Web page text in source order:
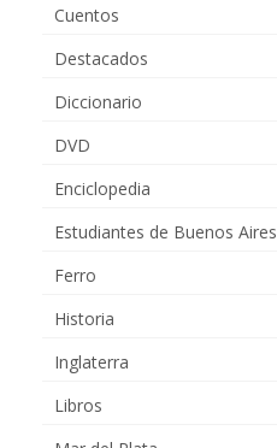
Cuentos
Destacados
Diccionario
DVD
Enciclopedia
Estudiantes de Buenos Aires
Ferro
Historia
Inglaterra
Libros